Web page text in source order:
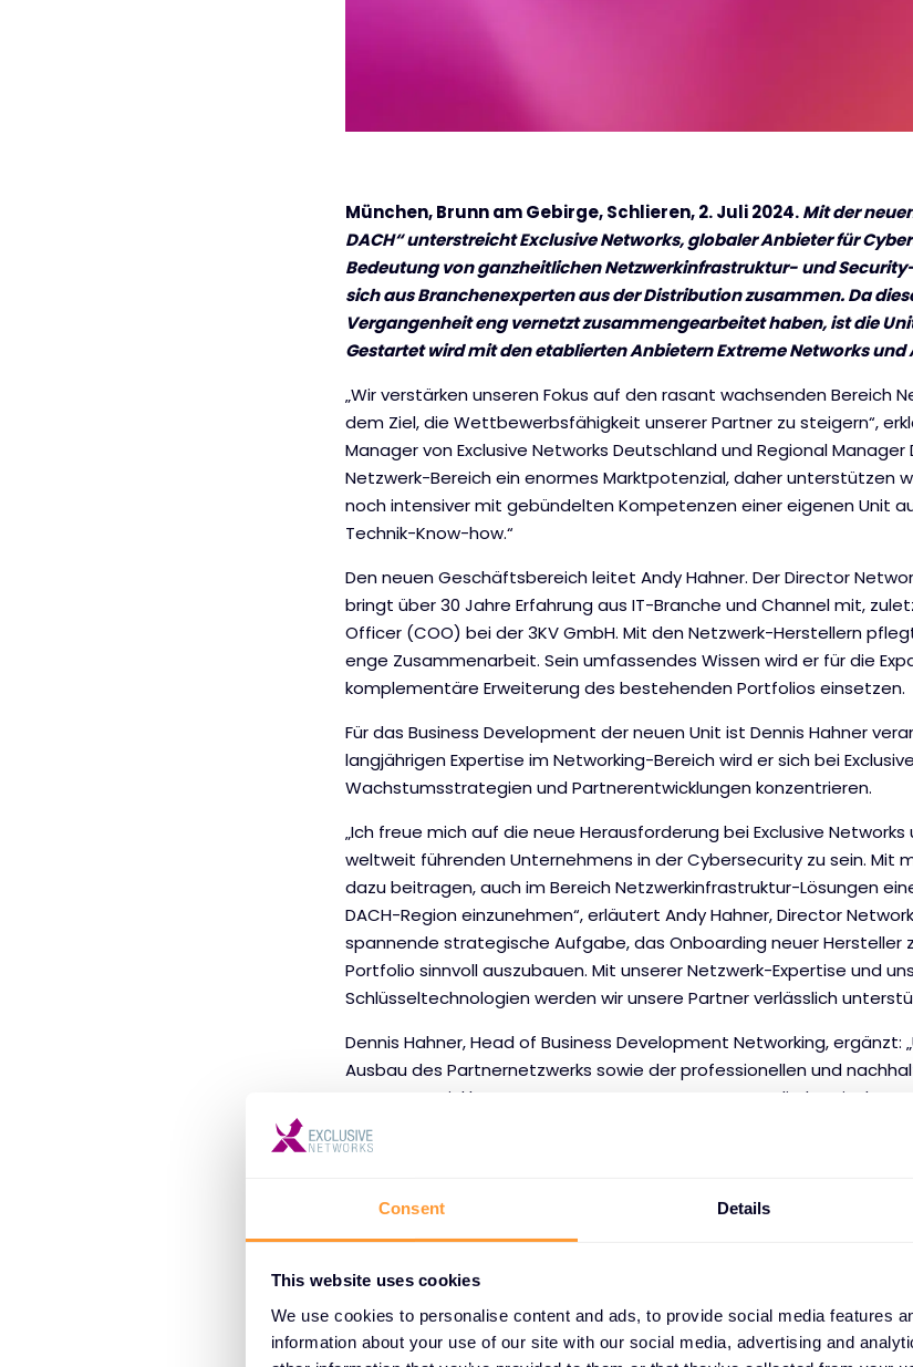
Consent Details
This website uses cookies
We use cookies to personalise content and ads, to provide social media features
information about your use of our site with our social media, advertising and
München, Brunn am Gebirge, Schlieren, 2. Juli 2024.Mit der
DACH“ unterstreicht Exclusive Networks, globaler Anbieter für
Bedeutung von ganzheitlichen Netzwerkinfrastruktur- und
sich aus Branchenexperten aus der Distribution zusammen. Da
Vergangenheit eng vernetzt zusammengearbeitet haben, ist die
Gestartet wird mit den etablierten Anbietern Extreme Networks und
„Wir verstärken unseren Fokus auf den rasant wachsenden Bereich
dem Ziel, die Wettbewerbsfähigkeit unserer Partner zu steigern“,
Manager von Exclusive Networks Deutschland und Regional Manager
Netzwerk-Bereich ein enormes Marktpotenzial, daher unterstützen
noch intensiver mit gebündelten Kompetenzen einer eigenen Unit
Technik-Know-how.“
Den neuen Geschäftsbereich leitet Andy Hahner. Der Director
bringt über 30 Jahre Erfahrung aus IT-Branche und Channel mit,
Officer (COO) bei der 3KV GmbH. Mit den Netzwerk-Herstellern
enge Zusammenarbeit. Sein umfassendes Wissen wird er für die
komplementäre Erweiterung des bestehenden Portfolios einsetzen.
Für das Business Development der neuen Unit ist Dennis Hahner
langjährigen Expertise im Networking-Bereich wird er sich bei
Wachstumsstrategien und Partnerentwicklungen konzentrieren.
„Ich freue mich auf die neue Herausforderung bei Exclusive
weltweit führenden Unternehmens in der Cybersecurity zu sein. Mit
dazu beitragen, auch im Bereich Netzwerkinfrastruktur-Lösungen
DACH-Region einzunehmen“, erläutert Andy Hahner, Director
spannende strategische Aufgabe, das Onboarding neuer Hersteller
Portfolio sinnvoll auszubauen. Mit unserer Netzwerk-Expertise und
Schlüsseltechnologien werden wir unsere Partner verlässlich
Dennis Hahner, Head of Business Development Networking, ergänzt:
Ausbau des Partnernetzwerks sowie der professionellen und
Partnerentwicklung. Unser Kompetenzteam startet direkt mit der
alle Workflow-Prozesse sind bereits nahtlos implementiert.“
Marketing, Services und Technical Pre-Sales. Mit Kernkompetenzen in
neue Networking Unit, die künftig deutlich ausgebaut werden soll.
Akquisitionen bietet Extreme Networks eines der umfassendsten